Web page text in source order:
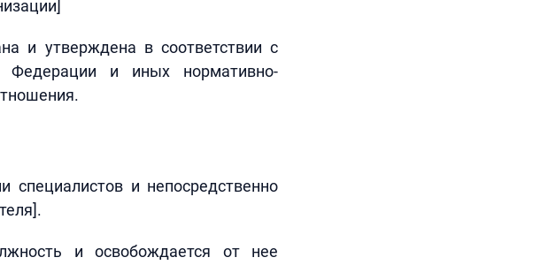
и утверждена в соответствии с
Федерации и иных нормативно-
специалистов и непосредственно
и освобождается от нее